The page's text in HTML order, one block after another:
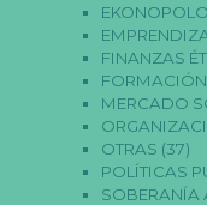
EKONOPOLO
FINANZAS
MERCADO
OTRAS (37)
POLÍTICAS
SOBERANÍA